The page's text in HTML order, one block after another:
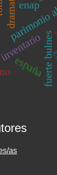
fuerte bulnes
inventario
españa
enap
as